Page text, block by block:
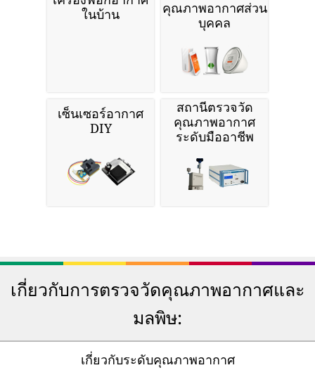
ในบ้าน
คุณภาพอากาศส่วน
บุคคล
เซ็นเซอร์อากาศ
DIY
สถานีตรวจวัด
คุณภาพอากาศ
ระดับมืออาชีพ
เกี่ยวกับการตรวจวัดคุณภาพอากาศและ
มลพิษ:
เกี่ยวกับระดับคุณภาพอากาศ